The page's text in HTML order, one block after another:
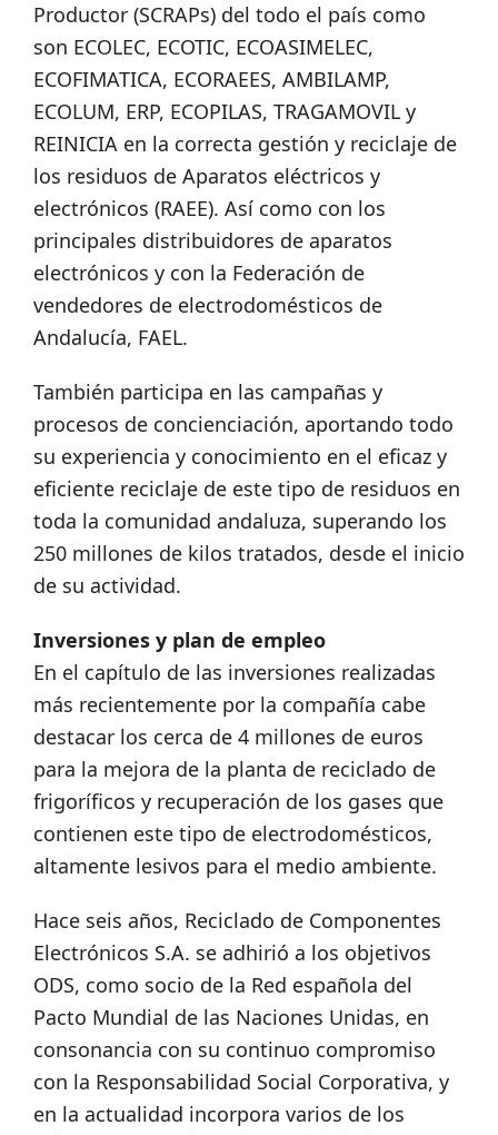
Productor (SCRAPs) del todo el país como
son ECOLEC, ECOTIC, ECOASIMELEC,
ECOFIMATICA, ECORAEES, AMBILAMP,
ECOLUM, ERP, ECOPILAS, TRAGAMOVIL y
REINICIA en la correcta gestión y reciclaje de
los residuos de Aparatos eléctricos y
electrónicos (RAEE). Así como con los
principales distribuidores de aparatos
electrónicos y con la Federación de
vendedores de electrodomésticos de
Andalucía, FAEL.
También participa en las campañas y
procesos de concienciación, aportando todo
su experiencia y conocimiento en el eficaz y
eficiente reciclaje de este tipo de residuos en
toda la comunidad andaluza, superando los
250 millones de kilos tratados, desde el inicio
de su actividad.
Inversiones y plan de empleo
En el capítulo de las inversiones realizadas
más recientemente por la compañía cabe
destacar los cerca de 4 millones de euros
para la mejora de la planta de reciclado de
frigoríficos y recuperación de los gases que
contienen este tipo de electrodomésticos,
altamente lesivos para el medio ambiente.
Hace seis años, Reciclado de Componentes
Electrónicos S.A. se adhirió a los objetivos
ODS, como socio de la Red española del
Pacto Mundial de las Naciones Unidas, en
consonancia con su continuo compromiso
con la Responsabilidad Social Corporativa, y
en la actualidad incorpora varios de los